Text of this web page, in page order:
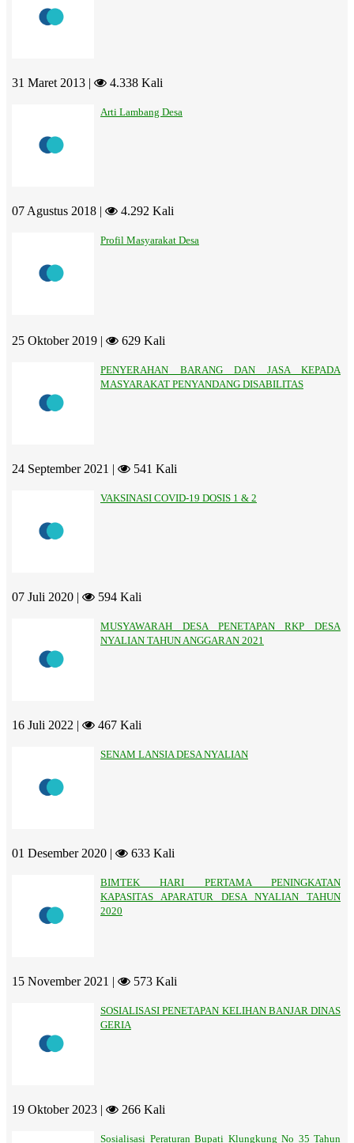
31 Maret 2013 | 4.338 Kali
Arti Lambang Desa
07 Agustus 2018 | 4.292 Kali
Profil Masyarakat Desa
25 Oktober 2019 | 629 Kali
PENYERAHAN BARANG DAN JASA KEPADA
MASYARAKAT PENYANDANG DISABILITAS
24 September 2021 | 541 Kali
VAKSINASI COVID-19 DOSIS 1 & 2
07 Juli 2020 | 594 Kali
MUSYAWARAH DESA PENETAPAN RKP DESA
NYALIAN TAHUN ANGGARAN 2021
16 Juli 2022 | 467 Kali
SENAM LANSIA DESA NYALIAN
01 Desember 2020 | 633 Kali
BIMTEK HARI PERTAMA PENINGKATAN
KAPASITAS APARATUR DESA NYALIAN TAHUN
2020
15 November 2021 | 573 Kali
SOSIALISASI PENETAPAN KELIHAN BANJAR DINAS
GERIA
19 Oktober 2023 | 266 Kali
Sosialisasi Peraturan Bupati Klungkung No 35 Tahun